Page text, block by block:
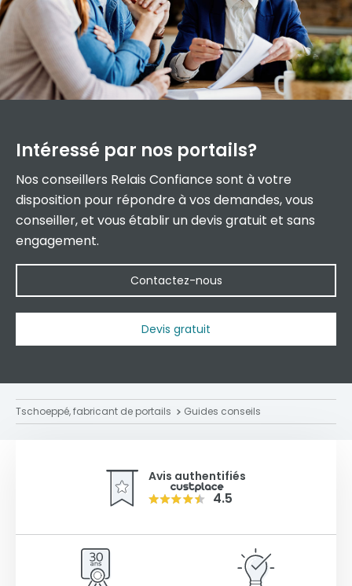
Intéressé par nos portails?
Nos conseillers Relais Confiance sont à votre
disposition pour répondre à vos demandes, vous
conseiller, et vous établir un devis gratuit et sans
engagement.
Contactez-nous
Devis gratuit
Tschoeppé, fabricant de portails Guides conseils
Avis authentifiés
4.5